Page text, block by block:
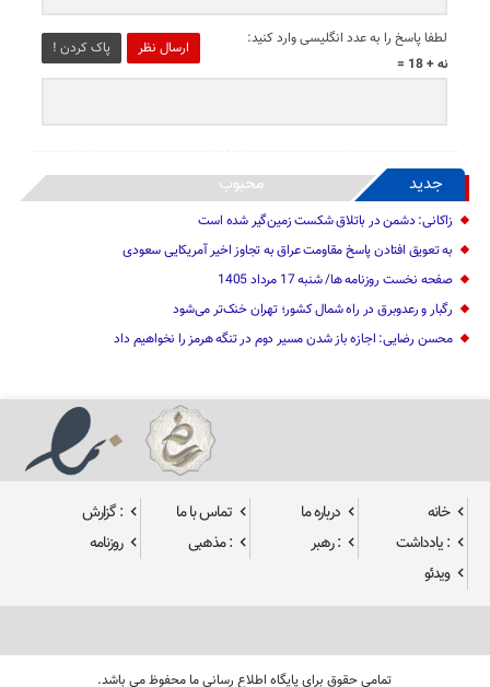
ارسال نظر پاک کردن !
لطفا پاسخ را به عدد انگلیسی وارد کنید:
نه + 18 =
جدید محبوب
زاکانی: دشمن در باتلاق شکست زمین‌گیر شده است
به تعویق افتادن پاسخ مقاومت عراق به تجاوز اخیر آمریکایی سعودی
صفحه نخست روزنامه ها/ شنبه 17 مرداد 1405
رگبار و رعدوبرق در راه شمال کشور؛ تهران خنک‌تر می‌شود
محسن رضایی: اجازه باز شدن مسیر دوم در تنگه هرمز را نخواهیم داد
خانه درباره ما تماس با ما
: گزارش
: یادداشت
: رهبر : مذهبی
روزنامه
ویدئو
تمامی حقوق برای پایگاه اطلاع رسانی ما محفوظ می باشد.